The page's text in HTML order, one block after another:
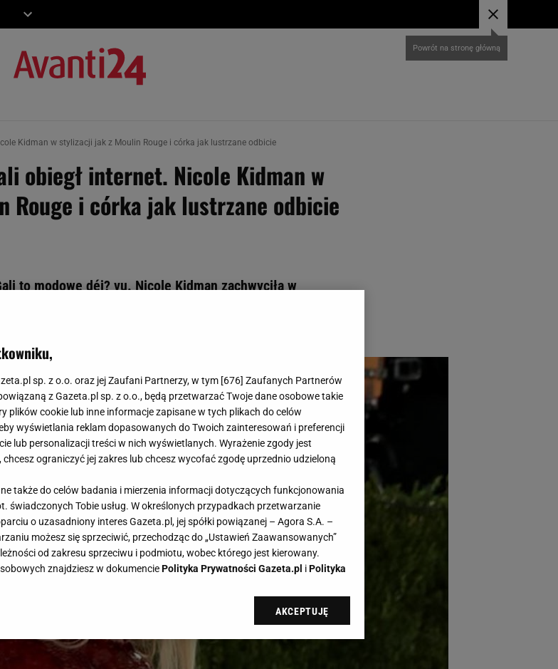
Kidman w stylizacji jak z Moulin Rouge i córka jak lustrzane odbicie
obiegł internet. Nicole Kidman w
Rouge i córka jak lustrzane odbicie
to modowe déj? vu. Nicole Kidman zachwyciła w
Rouge!, a na czerwonym dywanie towarzyszyła jej córka -
sp. z o.o. oraz jej Zaufani Partnerzy, w tym [676] Zaufanych Partnerów
z Gazeta.pl sp. z o.o., będą przetwarzać Twoje dane osobowe takie
plików cookie lub inne informacje zapisane w tych plikach do celów
wyświetlania reklam dopasowanych do Twoich zainteresowań i preferencji
lub personalizacji treści w nich wyświetlanych. Wyrażenie zgody jest
ograniczyć jej zakres lub chcesz wycofać zgodę uprzednio udzieloną
także do celów badania i mierzenia informacji dotyczących funkcjonowania
świadczonych Tobie usług. W określonych przypadkach przetwarzanie
o uzasadniony interes Gazeta.pl, jej spółki powiązanej – Agora S.A. –
możesz się sprzeciwić, przechodząc do „Ustawień Zaawansowanych”
od zakresu sprzeciwu i podmiotu, wobec którego jest kierowany.
znajdziesz w dokumenciePolityka Prywatności Gazeta.pl iPolityka
zainstalowanie i przechowywanie plików cookie Gazeta.pl sp. z o.o., jej
do zarządzania twoimi preferencjami dot. przetwarzania danych poprzez
serwisu i przechodząc do „Ustawień Zaawansowanych”. Zmiana ustawień
AKCEPTUJĘ